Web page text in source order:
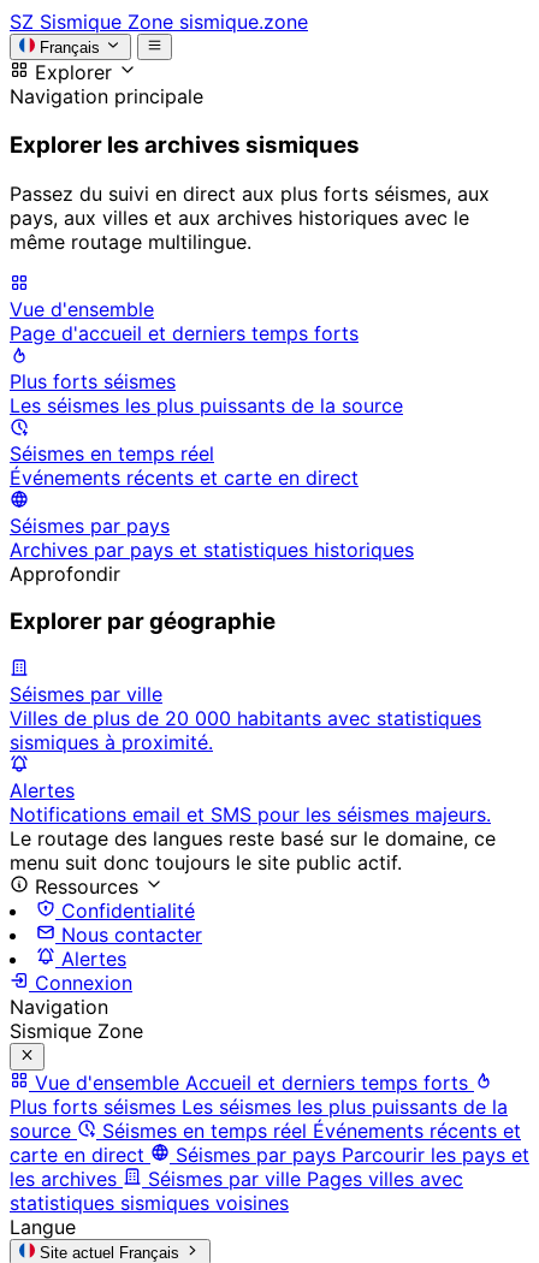
SZ Sismique Zone sismique.zone
Français
Explorer
Navigation principale
Explorer les archives sismiques
Passez du suivi en direct aux plus forts séismes, aux
pays, aux villes et aux archives historiques avec le
même routage multilingue.
Vue d'ensemble
Page d'accueil et derniers temps forts
Plus forts séismes
Les séismes les plus puissants de la source
Séismes en temps réel
Événements récents et carte en direct
Séismes par pays
Archives par pays et statistiques historiques
Approfondir
Explorer par géographie
Séismes par ville
Villes de plus de 20 000 habitants avec statistiques
sismiques à proximité.
Alertes
Notifications email et SMS pour les séismes majeurs.
Le routage des langues reste basé sur le domaine, ce
menu suit donc toujours le site public actif.
Ressources
Confidentialité
Nous contacter
Alertes
Connexion
Navigation
Sismique Zone
Vue d'ensemble Accueil et derniers temps forts
Plus forts séismes Les séismes les plus puissants de la
source
Séismes en temps réel Événements récents et
carte en direct
Séismes par pays Parcourir les pays et
les archives
Séismes par ville Pages villes avec
statistiques sismiques voisines
Langue
Site actuel Français